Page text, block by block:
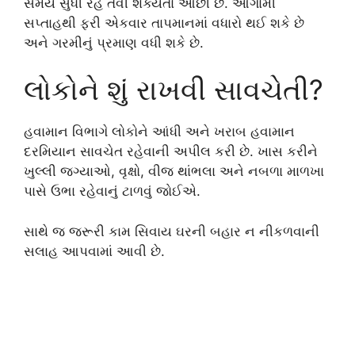
સપ્તાહથી ફરી એકવાર તાપમાનમાં વધારો થઈ શકે છે
અને ગરમીનું પ્રમાણ વધી શકે છે.
લોકોને શું રાખવી સાવચેતી?
હવામાન વિભાગે લોકોને આંધી અને ખરાબ હવામાન
દરમિયાન સાવચેત રહેવાની અપીલ કરી છે. ખાસ કરીને
ખુલ્લી જગ્યાઓ, વૃક્ષો, વીજ થાંભલા અને નબળા માળખા
પાસે ઉભા રહેવાનું ટાળવું જોઈએ.
સાથે જ જરૂરી કામ સિવાય ઘરની બહાર ન નીકળવાની
સલાહ આપવામાં આવી છે.